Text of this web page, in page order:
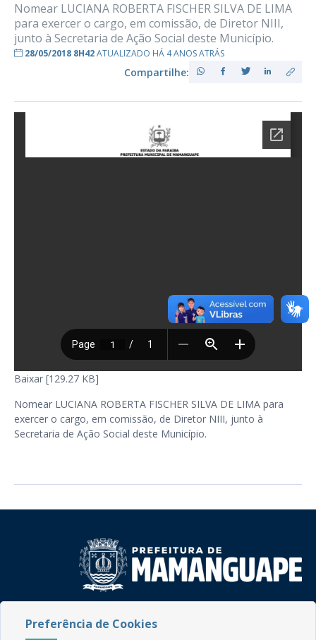
Nomear LUCIANA ROBERTA FISCHER SILVA DE LIMA
para exercer o cargo, em comissão, de Diretor NIII,
junto à Secretaria de Ação Social deste Município.
28/05/2018 8H42ATUALIZADO HÁ 4 ANOS ATRÁS
Compartilhe:
Baixar [129.27 KB]
Nomear LUCIANA ROBERTA FISCHER SILVA DE LIMA para
exercer o cargo, em comissão, de Diretor NIII, junto à
Secretaria de Ação Social deste Município.
CEP: 58.280-000 - Mamanguape/PB
Preferência de Cookies